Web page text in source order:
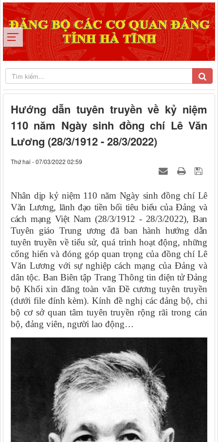
Hướng dẫn tuyên truyền về kỷ niệm
110 năm Ngày sinh đồng chí Lê Văn
Lương (28/3/1912 - 28/3/2022)
Thứ hai - 07/03/2022 02:59
Nhân dịp kỷ niệm 110 năm Ngày sinh đồng chí Lê
Văn Lương, lãnh đạo tiền bối tiêu biểu của Đảng và
cách mạng Việt Nam (28/3/1912 - 28/3/2022), Ban
Tuyên giáo Trung ương đã ban hành hướng dẫn
tuyên truyền về tiểu sử, quá trình hoạt động, những
cống hiến và đóng góp quan trọng của đồng chí Lê
Văn Lương với sự nghiệp cách mạng của Đảng và
dân tộc. Ban Biên tập Trang Thông tin điện tử Đảng
bộ Khối xin đăng toàn văn Đề cương tuyên truyền
(dưới file đính kèm). Kính đề nghị các đảng bộ, chi
bộ cơ sở quan tâm tuyên truyền rộng rãi trong cán
bộ, đảng viên, người lao động…